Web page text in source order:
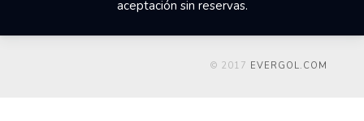
aceptación sin reservas.
© 2017 EVERGOL.COM